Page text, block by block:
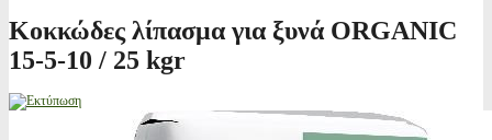
Κοκκώδες λίπασμα για ξυνά ORGANIC
15-5-10 / 25 kgr